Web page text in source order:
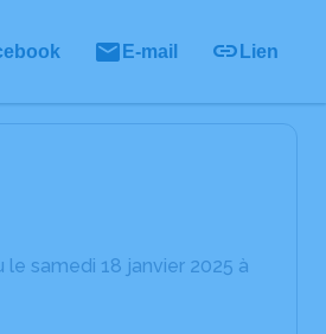
E-mail Lien
samedi 18 janvier 2025 à